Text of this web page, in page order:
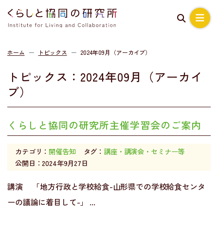
ホーム トピックス 2024年09月（アーカイブ）
トピックス：2024年09月（アーカイ
ブ）
くらしと協同の研究所主催学習会のご案内
カテゴリ： 開催告知 タグ： 講座・講演会・セミナー等
公開日：2024年9月27日
講演 「地方行政と学校給食-山形県での学校給食センタ
ーの議論に着目して-」 ...